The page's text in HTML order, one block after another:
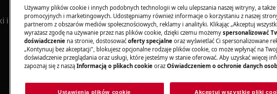
i boki chłodziarki lub chłodziarko-zamrażarki są
Części
Znajdź
urządzenia w
zamów je prosto
Używamy plików cookie i innych podobnych technologii w celu ulepszania naszej witryny, a także
promocyjnych i marketingowych. Udostępniamy również informacje o korzystaniu z naszej
partnerom z obszarów mediów społecznościowych, reklamy i analityki. Klikając „Akceptuj
wyrażasz zgodę na używanie przez nas plików cookie, dzięki czemu możemy spersonalizować
doświadczenie na stronie, dostosować oferty specjalne oraz wyświetlać Ci spersonalizowane
„Kontynuuj bez akceptacji", blokujesz opcjonalne rodzaje plików cookie, co może wpłynąć na
doświadczenie przeglądania oraz usługi, które jesteśmy w stanie oferować. Aby uzyskać więcej
zapoznaj się z naszą Informacją o plikach cookie oraz Oświadczeniem o ochronie danych
Ustawienia plików cookie Akceptuj wszystkie pliki